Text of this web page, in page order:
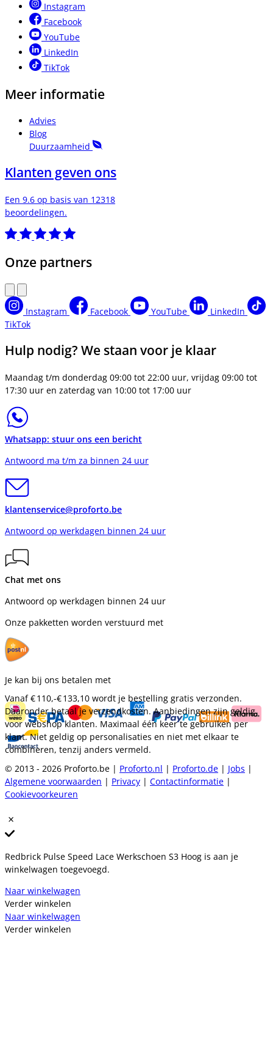
Instagram
Facebook
YouTube
LinkedIn
TikTok
Meer informatie
Advies
Blog
Duurzaamheid
Klanten geven ons
Een 9.6 op basis van 12318
beoordelingen.
Onze partners
Instagram Facebook YouTube
LinkedIn
TikTok
Hulp nodig? We staan voor je klaar
Maandag t/m donderdag 09:00 tot 22:00 uur, vrijdag 09:00 tot
17:30 uur en zaterdag van 10:00 tot 17:00 uur
Whatsapp: stuur ons een bericht
Antwoord ma t/m za binnen 24 uur
klantenservice@proforto.be
Antwoord op werkdagen binnen 24 uur
Chat met ons
Antwoord op werkdagen binnen 24 uur
Onze pakketten worden verstuurd met
Je kan bij ons betalen met
Vanaf€ 110,-€ 133,10 wordt je bestelling gratis verzonden.
Daaronder betaal je verzendkosten. Aanbiedingen zijn geldig
voor webshop klanten. Maximaal één keer te gebruiken per
klant. Niet geldig op personalisaties en niet met elkaar te
combineren, tenzij anders vermeld.
© 2013 - 2026 Proforto.be | Proforto.nl | Proforto.de | Jobs |
Algemene voorwaarden | Privacy | Contactinformatie |
Cookievoorkeuren
Redbrick Pulse Speed Lace Werkschoen S3 Hoog is aan je
winkelwagen toegevoegd.
Naar winkelwagen
Verder winkelen
Naar winkelwagen
Verder winkelen